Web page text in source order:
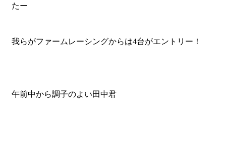
たー
我らがファームレーシングからは4台がエントリー！
午前中から調子のよい田中君